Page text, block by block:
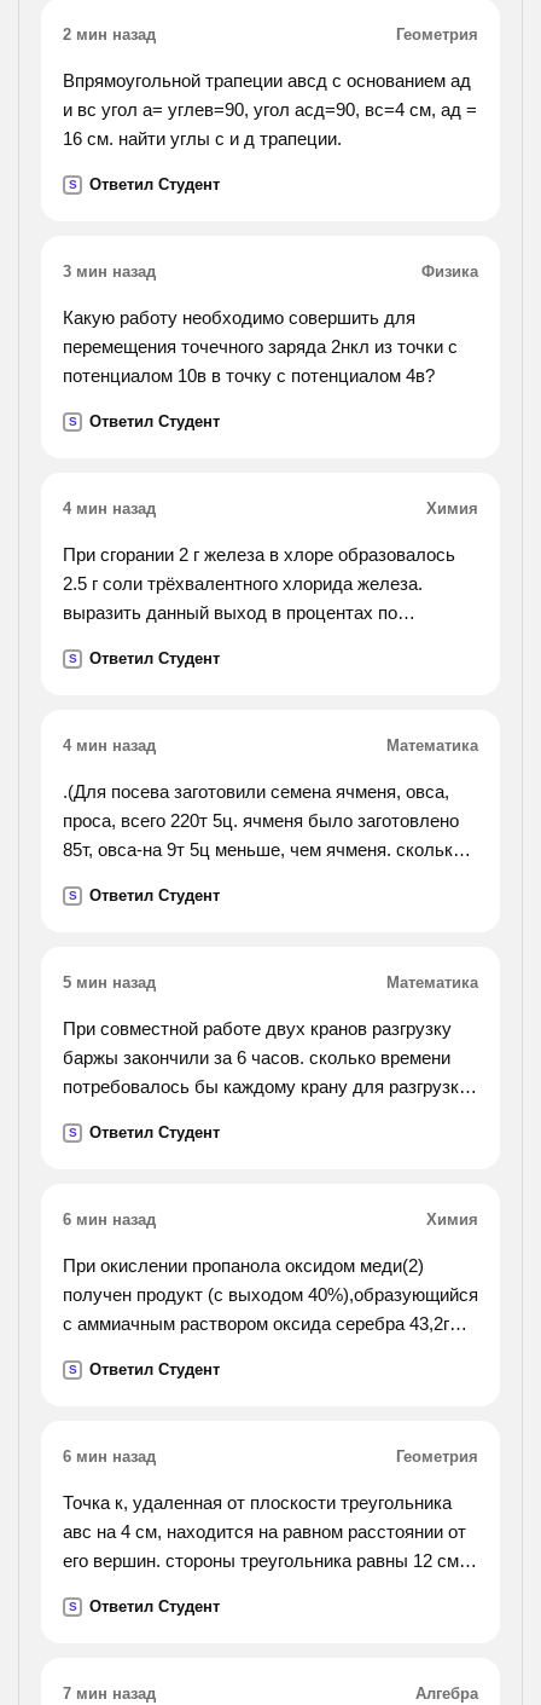
2 мин назад Геометрия
Впрямоугольной трапеции авсд с основанием ад
и вс угол а= углев=90, угол асд=90, вс=4 см, ад =
16 см. найти углы с и д трапеции.
S Ответил Студент
3 мин назад Физика
Какую работу необходимо совершить для
перемещения точечного заряда 2нкл из точки с
потенциалом 10в в точку с потенциалом 4в?
S Ответил Студент
4 мин назад Химия
При сгорании 2 г железа в хлоре образовалось
2.5 г соли трёхвалентного хлорида железа.
выразить данный выход в процентах по
S Ответил Студент
4 мин назад Математика
.(Для посева заготовили семена ячменя, овса,
проса, всего 220т 5ц. ячменя было заготовлено
85т, овса-на 9т 5ц меньше, чем ячменя. сколько
S Ответил Студент
5 мин назад Математика
При совместной работе двух кранов разгрузку
баржы закончили за 6 часов. сколько времени
потребовалось бы каждому крану для разгрузки
требуется на 5 часов больше, чем второму.
S Ответил Студент
6 мин назад Химия
При окислении пропанола оксидом меди(2)
получен продукт (с выходом 40%),образующийся
с аммиачным раствором оксида серебра 43,2г
S Ответил Студент
6 мин назад Геометрия
Точка к, удаленная от плоскости треугольника
авс на 4 см, находится на равном расстоянии от
его вершин. стороны треугольника равны 12 см.
плоскость треугольника. б) расстояние от точки
S Ответил Студент
7 мин назад Алгебра